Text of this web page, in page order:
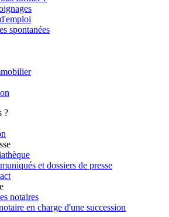
spontanées
?
et dossiers de presse
notaires
en charge d'une succession